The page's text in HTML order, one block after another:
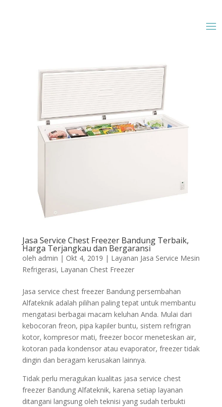
Jasa Service Chest Freezer Bandung Terbaik,
Harga Terjangkau dan Bergaransi
oleh admin | Okt 4, 2019 | Layanan Jasa Service Mesin
Refrigerasi, Layanan Chest Freezer
Jasa service chest freezer Bandung persembahan
Alfateknik adalah pilihan paling tepat untuk membantu
mengatasi berbagai macam keluhan Anda. Mulai dari
kebocoran freon, pipa kapiler buntu, sistem refrigran
kotor, kompresor mati, freezer bocor meneteskan air,
kotoran pada kondensor atau evaporator, freezer tidak
dingin dan beragam kerusakan lainnya.
Tidak perlu meragukan kualitas jasa service chest
freezer Bandung Alfateknik, karena setiap layanan
ditangani langsung oleh teknisi yang sudah terbukti